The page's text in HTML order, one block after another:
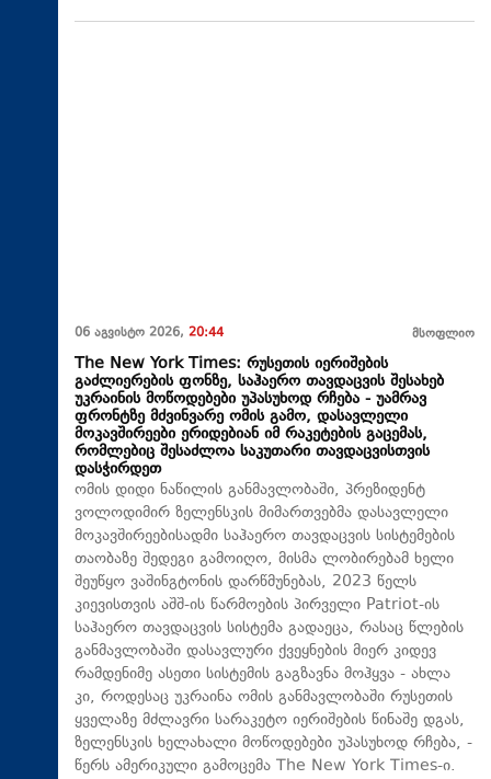
06 აგვისტო 2026, 20:44 მსოფლიო
The New York Times: რუსეთის იერიშების
გაძლიერების ფონზე, საჰაერო თავდაცვის შესახებ
უკრაინის მოწოდებები უპასუხოდ რჩება - უამრავ
ფრონტზე მძვინვარე ომის გამო, დასავლელი
მოკავშირეები ერიდებიან იმ რაკეტების გაცემას,
რომლებიც შესაძლოა საკუთარი თავდაცვისთვის
დასჭირდეთ
ომის დიდი ნაწილის განმავლობაში, პრეზიდენტ
ვოლოდიმირ ზელენსკის მიმართვებმა დასავლელი
მოკავშირეებისადმი საჰაერო თავდაცვის სისტემების
თაობაზე შედეგი გამოიღო, მისმა ლობირებამ ხელი
შეუწყო ვაშინგტონის დარწმუნებას, 2023 წელს
კიევისთვის აშშ-ის წარმოების პირველი Patriot-ის
საჰაერო თავდაცვის სისტემა გადაეცა, რასაც წლების
განმავლობაში დასავლური ქვეყნების მიერ კიდევ
რამდენიმე ასეთი სისტემის გაგზავნა მოჰყვა - ახლა
კი, როდესაც უკრაინა ომის განმავლობაში რუსეთის
ყველაზე მძლავრი სარაკეტო იერიშების წინაშე დგას,
ზელენსკის ხელახალი მოწოდებები უპასუხოდ რჩება, -
წერს ამერიკული გამოცემა The New York Times-ი.